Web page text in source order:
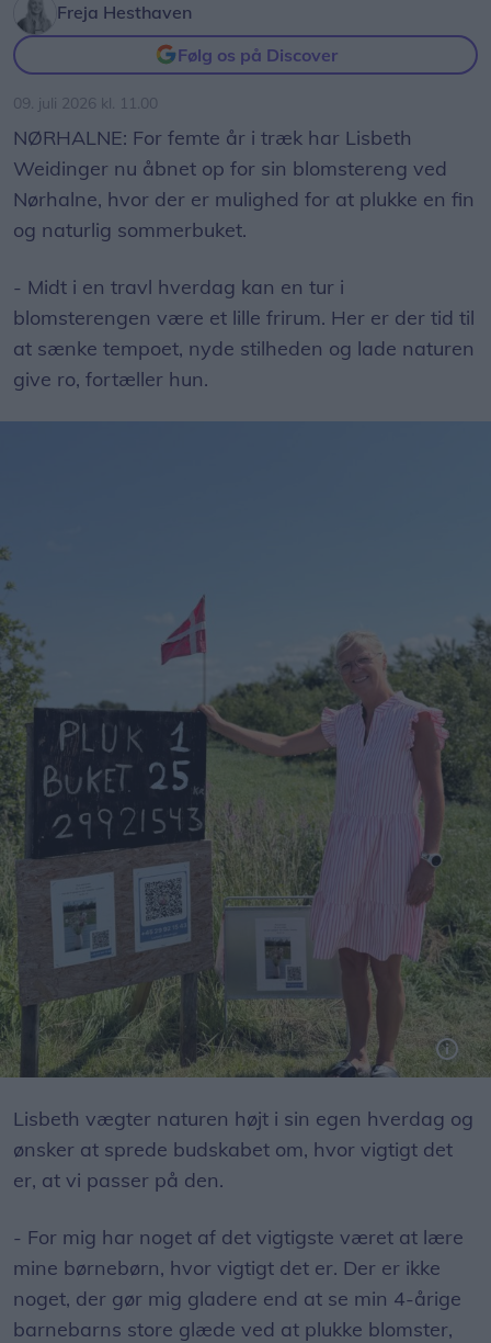
Freja Hesthaven
Følg os på Discover
09. juli 2026 kl. 11.00
NØRHALNE: For femte år i træk har Lisbeth
Weidinger nu åbnet op for sin blomstereng ved
Nørhalne, hvor der er mulighed for at plukke en fin
og naturlig sommerbuket.
- Midt i en travl hverdag kan en tur i
blomsterengen være et lille frirum. Her er der tid til
at sænke tempoet, nyde stilheden og lade naturen
give ro, fortæller hun.
Lisbeth vægter naturen højt i sin egen hverdag og
ønsker at sprede budskabet om, hvor vigtigt det
er, at vi passer på den.
- For mig har noget af det vigtigste været at lære
mine børnebørn, hvor vigtigt det er. Der er ikke
noget, der gør mig gladere end at se min 4-årige
barnebarns store glæde ved at plukke blomster,